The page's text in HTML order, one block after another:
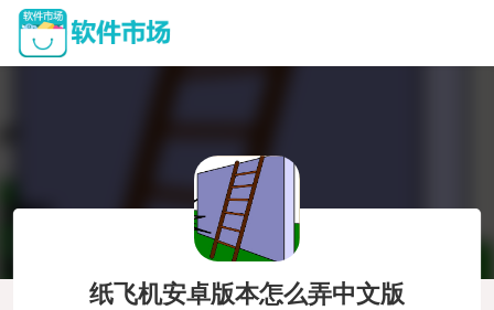
纸飞机安卓版本怎么弄中文版